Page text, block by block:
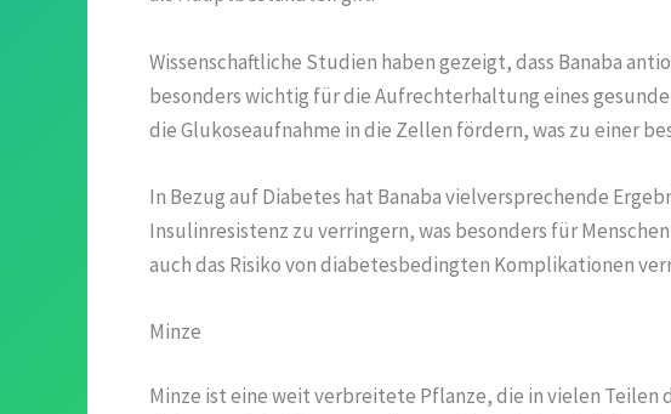
Wissenschaftliche Studien haben gezeigt, dass Banaba
besonders wichtig für die Aufrechterhaltung eines
die Glukoseaufnahme in die Zellen fördern, was zu einer
In Bezug auf Diabetes hat Banaba vielversprechende
Insulinresistenz zu verringern, was besonders für
auch das Risiko von diabetesbedingten Komplikationen
Minze
Minze ist eine weit verbreitete Pflanze, die in vielen Teilen